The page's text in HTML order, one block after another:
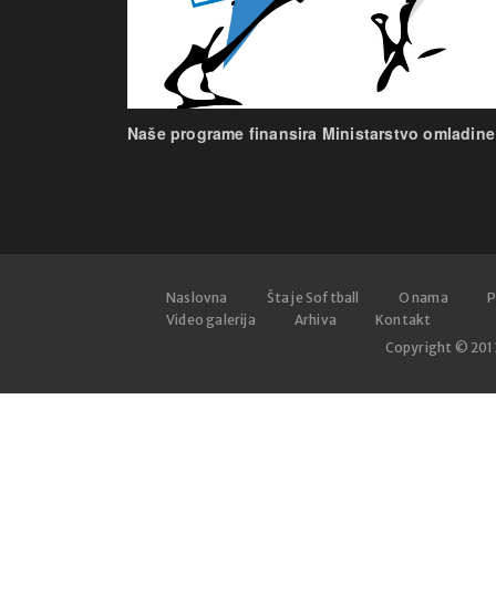
Naše programe finansira Ministarstvo
Naslovna Šta je Softball O nama
Video galerija
Arhiva
Kontakt
Copyright ©